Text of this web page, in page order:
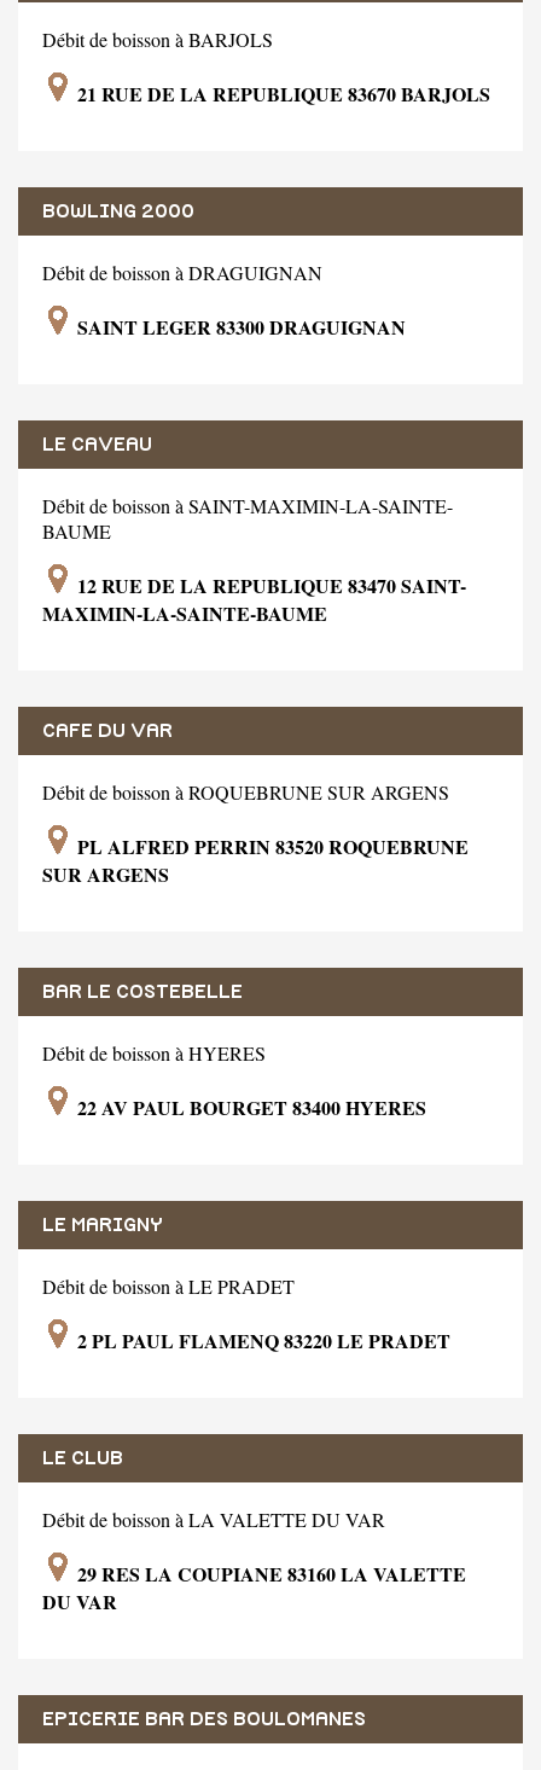
Débit de boisson à BARJOLS
21 RUE DE LA REPUBLIQUE 83670 BARJOLS
BOWLING 2000
Débit de boisson à DRAGUIGNAN
SAINT LEGER 83300 DRAGUIGNAN
LE CAVEAU
Débit de boisson à SAINT-MAXIMIN-LA-SAINTE-
BAUME
12 RUE DE LA REPUBLIQUE 83470 SAINT-
MAXIMIN-LA-SAINTE-BAUME
CAFE DU VAR
Débit de boisson à ROQUEBRUNE SUR ARGENS
PL ALFRED PERRIN 83520 ROQUEBRUNE
SUR ARGENS
BAR LE COSTEBELLE
Débit de boisson à HYERES
22 AV PAUL BOURGET 83400 HYERES
LE MARIGNY
Débit de boisson à LE PRADET
2 PL PAUL FLAMENQ 83220 LE PRADET
LE CLUB
Débit de boisson à LA VALETTE DU VAR
29 RES LA COUPIANE 83160 LA VALETTE
DU VAR
EPICERIE BAR DES BOULOMANES